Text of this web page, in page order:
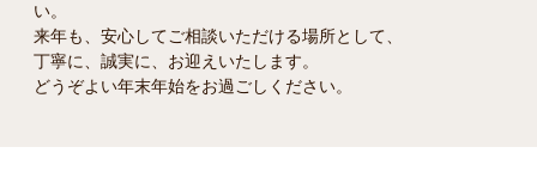
い。
来年も、安心してご相談いただける場所として、
丁寧に、誠実に、お迎えいたします。
どうぞよい年末年始をお過ごしください。